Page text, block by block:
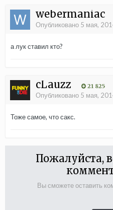
webermaniac
Опубликовано 5 мая,
а лук ставил кто?
cLauzz 21 825
Опубликовано 5 мая,
Тоже самое, что сакс.
Пожалуйста,
Вы сможете оставить